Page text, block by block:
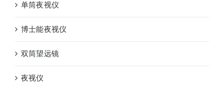
单筒夜视仪
博士能夜视仪
双筒望远镜
夜视仪